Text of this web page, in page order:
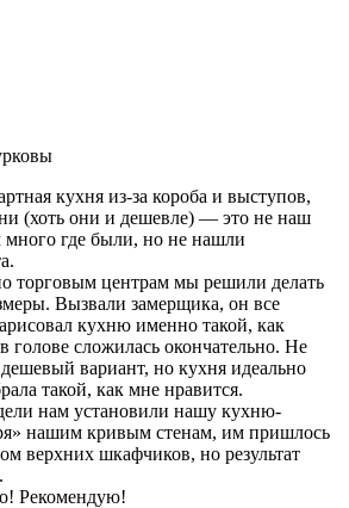
кухня из-за короба и выступов,
(хоть они и дешевле) — это не наш
где были, но не нашли
торговым центрам мы решили делать
Вызвали замерщика, он все
кухню именно такой, как
голове сложилась окончательно. Не
вариант, но кухня идеально
такой, как мне нравится.
нам установили нашу кухню-
нашим кривым стенам, им пришлось
верхних шкафчиков, но результат
Рекомендую!